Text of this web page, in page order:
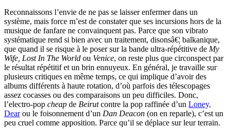
Reconnaissons l’envie de ne pas se laisser enfermer dans un
système, mais force m’est de constater que ses incursions hors de la
musique de fanfare ne convainquent pas. Parce que son vibrato
systématique rend si bien avec un traitement, disonsâ€¦ balkanique,
que quand il se risque à le poser sur la bande ultra-répétitive de My
Wife, Lost In The World ou Venice, on reste plus que circonspect par
le résultat répétitif et un brin ennuyeux. En général, je travaille sur
plusieurs critiques en même temps, ce qui implique d’avoir des
albums différents à haute rotation, d’où parfois des télescopages
assez cocasses ou des comparaisons un peu difficiles. Donc,
l’electro-pop cheap de Beirutcontre la pop raffinée d’un Loney,
Dearou le foisonnement d’un Dan Deacon (on en reparle), c’est un
peu cruel comme apposition. Parce qu’il se déplace sur leur terrain.